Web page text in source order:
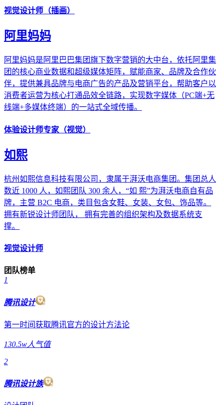
视觉设计师（插画）
阿里妈妈
阿里妈妈是阿里巴巴集团旗下数字营销的大中台，依托阿里集
团的核心商业数据和超级媒体矩阵，赋能商家、品牌及合作伙
伴，提供兼具品牌与电商广告的产品及营销平台，帮助客户以
消费者运营为核心打通品效全链路，实现数字媒体（PC端+无
线端+多媒体终端）的一站式全域传播。
体验设计师专家（视觉）
如熙
杭州如熙信息科技有限公司，隶属于湃沃电商集团。集团总人
数近 1000 人，如熙团队 300 余人，“如 熙”为湃沃电商自有品
牌，主营 B2C 电商，类目包含女鞋、女装、女包、饰品等。
拥有新锐设计师团队， 拥有完善的组织架构及数据系统支
撑。
视觉设计师
团队榜单
1
腾讯设计
第一时间获取腾讯官方的设计方法论
130.5w人气值
2
腾讯设计族